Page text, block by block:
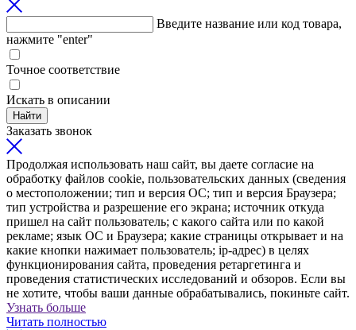
Введите название или код товара,
нажмите "enter"
Точное соответствие
Искать в описании
Найти
Заказать звонок
Продолжая использовать наш сайт, вы даете согласие на
обработку файлов cookie, пользовательских данных (сведения
о местоположении; тип и версия ОС; тип и версия Браузера;
тип устройства и разрешение его экрана; источник откуда
пришел на сайт пользователь; с какого сайта или по какой
рекламе; язык ОС и Браузера; какие страницы открывает и на
какие кнопки нажимает пользователь; ip-адрес) в целях
функционирования сайта, проведения ретаргетинга и
проведения статистических исследований и обзоров. Если вы
не хотите, чтобы ваши данные обрабатывались, покиньте сайт.
Узнать больше
Читать полностью